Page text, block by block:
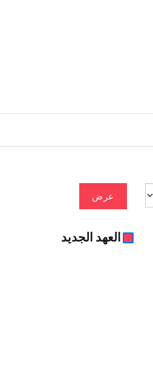
عرض
العهد الجديد